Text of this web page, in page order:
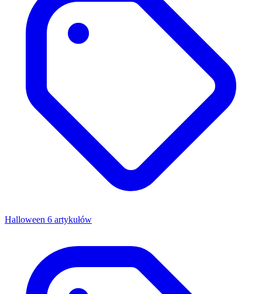
Halloween 6 artykułów